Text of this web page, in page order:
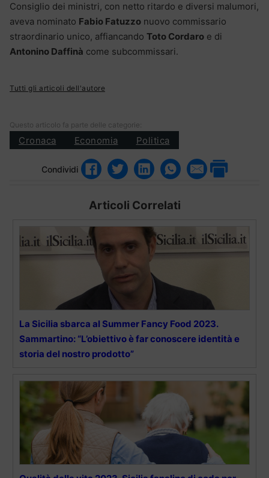
Consiglio dei ministri, con netto ritardo e diversi malumori,
aveva nominato Fabio Fatuzzo nuovo commissario
straordinario unico, affiancando Toto Cordaro e di
Antonino Daffinà come subcommissari.
Tutti gli articoli dell'autore
Questo articolo fa parte delle categorie:
Cronaca Economia Politica
Condividi
Articoli Correlati
La Sicilia sbarca al Summer Fancy Food 2023.
Sammartino: “L’obiettivo è far conoscere identità e
storia del nostro prodotto”